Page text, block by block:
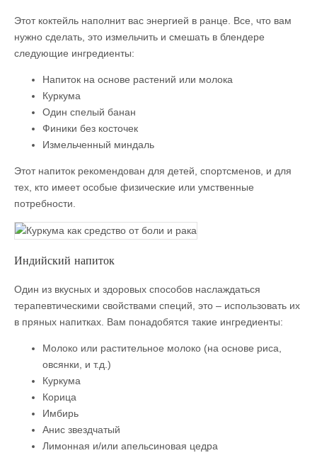
Этот коктейль наполнит вас энергией в ранце. Все, что вам
нужно сделать, это измельчить и смешать в блендере
следующие ингредиенты:
Напиток на основе растений или молока
Куркума
Один спелый банан
Финики без косточек
Измельченный миндаль
Этот напиток рекомендован для детей, спортсменов, и для
тех, кто имеет особые физические или умственные
потребности.
Индийский напиток
Один из вкусных и здоровых способов наслаждаться
терапевтическими свойствами специй, это – использовать их
в пряных напитках. Вам понадобятся такие ингредиенты:
Молоко или растительное молоко (на основе риса,
овсянки, и т.д.)
Куркума
Корица
Имбирь
Анис звездчатый
Лимонная и/или апельсиновая цедра